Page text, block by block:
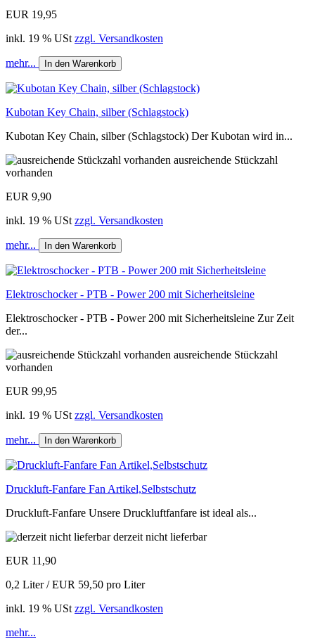
EUR 19,95
inkl. 19 % USt zzgl. Versandkosten
mehr... In den Warenkorb
Kubotan Key Chain, silber (Schlagstock)
Kubotan Key Chain, silber (Schlagstock) Der Kubotan wird in...
ausreichende Stückzahl
vorhanden
EUR 9,90
inkl. 19 % USt zzgl. Versandkosten
mehr... In den Warenkorb
Elektroschocker - PTB - Power 200 mit Sicherheitsleine
Elektroschocker - PTB - Power 200 mit Sicherheitsleine Zur Zeit
der...
ausreichende Stückzahl
vorhanden
EUR 99,95
inkl. 19 % USt zzgl. Versandkosten
mehr... In den Warenkorb
Druckluft-Fanfare Fan Artikel,Selbstschutz
Druckluft-Fanfare Unsere Druckluftfanfare ist ideal als...
derzeit nicht lieferbar
EUR 11,90
0,2 Liter / EUR 59,50 pro Liter
inkl. 19 % USt zzgl. Versandkosten
mehr...